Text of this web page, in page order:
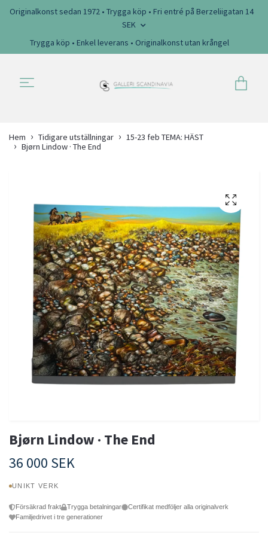
Originalkonst sedan 1972 • Trygga köp • Fri entré på Berzeliigatan 14
SEK
Trygga köp • Enkel leverans • Originalkonst utan krångel
Hem Tidigare utställningar
15-23 feb TEMA: HÄST
Bjørn Lindow · The End
Bjørn Lindow · The End
36 000 SEK
UNIKT VERK
Försäkrad frakt Trygga betalningar
Certifikat medföljer alla originalverk
Familjedrivet i tre generationer